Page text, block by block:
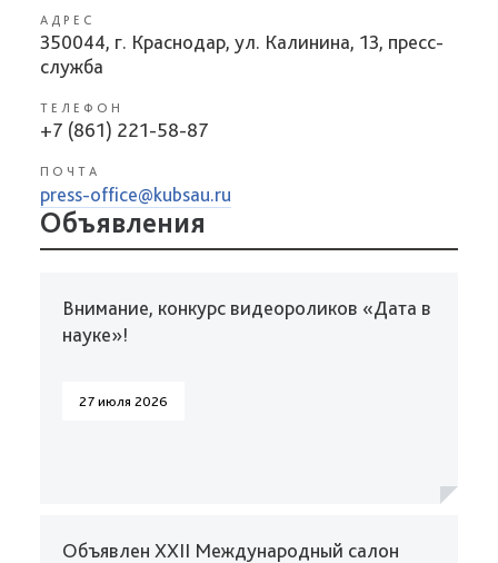
АДРЕС
350044, г. Краснодар, ул. Калинина, 13, пресс-
служба
ТЕЛЕФОН
+7 (861) 221-58-87
ПОЧТА
press-office@kubsau.ru
Объявления
Внимание, конкурс видеороликов «Дата в
науке»!
27 июля 2026
Объявлен XXII Международный салон